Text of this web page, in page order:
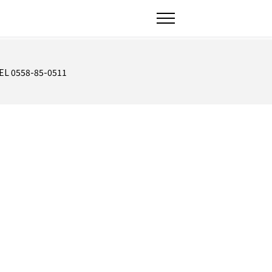
0558-85-0511